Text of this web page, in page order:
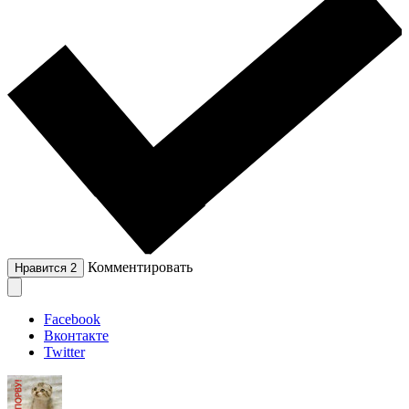
Нравится 2 Комментировать
Facebook
Вконтакте
Twitter